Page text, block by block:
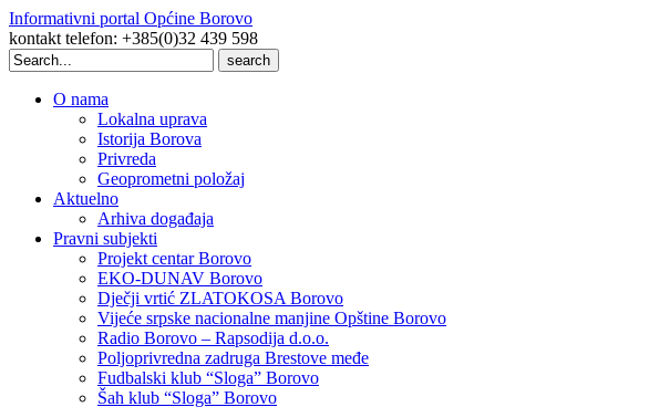
Informativni portal Općine Borovo
kontakt telefon: +385(0)32 439 598
Search
for:
O nama
Lokalna uprava
Istorija Borova
Privreda
Geoprometni položaj
Aktuelno
Arhiva događaja
Pravni subjekti
Projekt centar Borovo
EKO-DUNAV Borovo
Dječji vrtić ZLATOKOSA Borovo
Vijeće srpske nacionalne manjine Opštine Borovo
Radio Borovo – Rapsodija d.o.o.
Poljoprivredna zadruga Brestove međe
Fudbalski klub “Sloga” Borovo
Šah klub “Sloga” Borovo